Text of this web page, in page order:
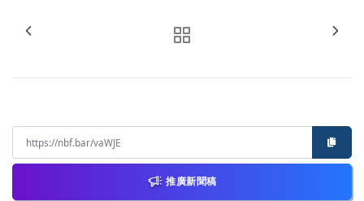
推廣新聞稿